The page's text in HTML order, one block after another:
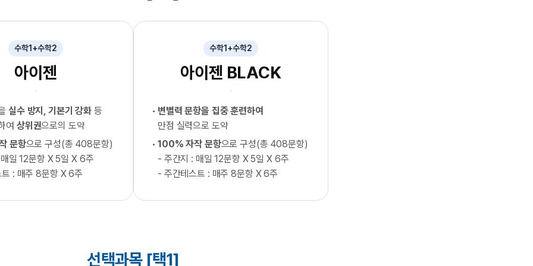
수학1+수학2
아이젠
실수 방지, 기본기 강화 등
여 상위권으로의 도약
문항으로 구성(총 408문항)
일 12문항 X 5일 X 6주
: 매주 8문항 X 6주
수학1+수학2
아이젠 BLACK
변별력 문항을 집중 훈련하여
만점 실력으로 도약
100% 자작 문항으로 구성(총 408문항)
- 주간지 : 매일 12문항 X 5일 X 6주
- 주간테스트 : 매주 8문항 X 6주
선택과목 [택1]